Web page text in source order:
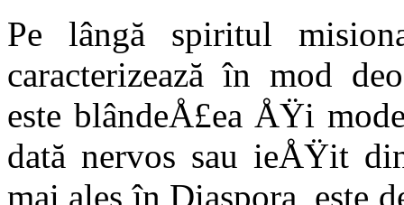
Pe lângă spiritul
caracterizează în mod
este blândeÅ£ea ÅŸi
dată nervos sau ieÅŸit
mai ales în Diaspora, este